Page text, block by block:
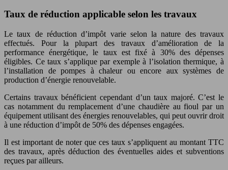
Taux de réduction applicable selon les travaux
Le taux de réduction d’impôt varie selon la nature des travaux
effectués. Pour la plupart des travaux d’amélioration de la
performance énergétique, le taux est fixé à 30% des dépenses
éligibles. Ce taux s’applique par exemple à l’isolation thermique, à
l’installation de pompes à chaleur ou encore aux systèmes de
production d’énergie renouvelable.
Certains travaux bénéficient cependant d’un taux majoré. C’est le
cas notamment du remplacement d’une chaudière au fioul par un
équipement utilisant des énergies renouvelables, qui peut ouvrir droit
à une réduction d’impôt de 50% des dépenses engagées.
Il est important de noter que ces taux s’appliquent au montant TTC
des travaux, après déduction des éventuelles aides et subventions
reçues par ailleurs.